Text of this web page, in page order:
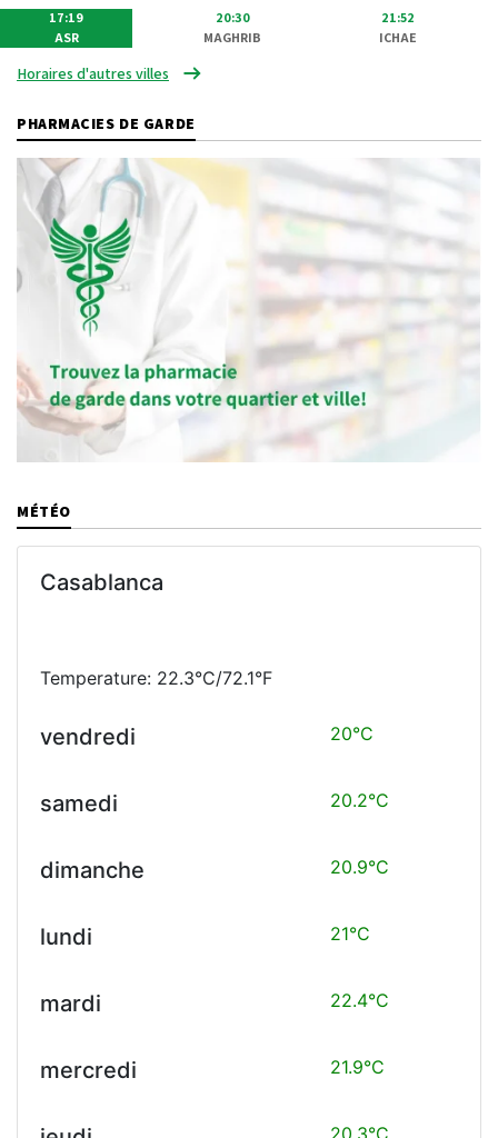
17:19
ASR
20:30
MAGHRIB
21:52
ICHAE
Horaires d'autres villes
PHARMACIES DE GARDE
MÉTÉO
Casablanca
Temperature: 22.3°C/72.1°F
vendredi 20°C
samedi 20.2°C
dimanche 20.9°C
lundi 21°C
mardi 22.4°C
mercredi 21.9°C
20.3°C